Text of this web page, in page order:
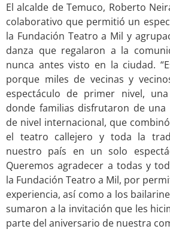
El alcalde de Temuco, Roberto
colaborativo que permitió un
la Fundación Teatro a Mil y
danza que regalaron a la
nunca antes visto en la ciudad.
porque miles de vecinas y
espectáculo de primer nivel,
donde familias disfrutaron de una
de nivel internacional, que
el teatro callejero y toda la
nuestro país en un solo
Queremos agradecer a todas y
la Fundación Teatro a Mil, por
experiencia, así como a los
sumaron a la invitación que les
parte del aniversario de nuestra